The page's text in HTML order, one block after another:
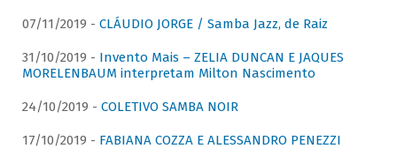
07/11/2019 - CLÁUDIO JORGE / Samba Jazz, de Raiz
31/10/2019 - Invento Mais – ZELIA DUNCAN E JAQUES
MORELENBAUM interpretam Milton Nascimento
24/10/2019 - COLETIVO SAMBA NOIR
17/10/2019 - FABIANA COZZA E ALESSANDRO PENEZZI